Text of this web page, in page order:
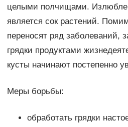
целыми полчищами.
является сок растений.
переносят ряд заболеваний,
грядки продуктами
кусты начинают постепенно
Меры борьбы:
обработать грядки